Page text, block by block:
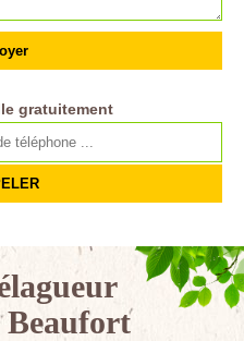
gratuitement